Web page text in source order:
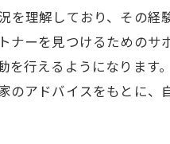
を理解しており、その
ナーを見つけるための
を行えるようになりま
のアドバイスをもとに